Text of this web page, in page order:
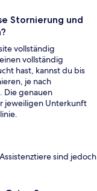
Stornierung und
vollständig
vollständig
hast, kannst du bis
je nach
Die genauen
jeweiligen Unterkunft
sind jedoch